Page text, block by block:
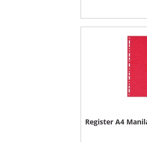
Register A4